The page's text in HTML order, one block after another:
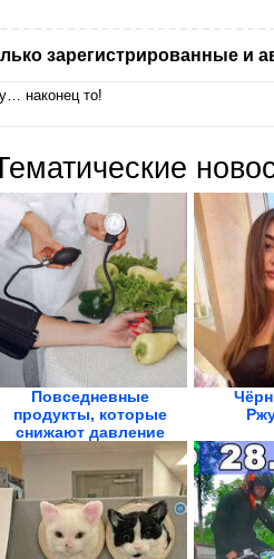
зарегистрированные и
наконец то!
Повседневные
продукты, которые
снижают давление